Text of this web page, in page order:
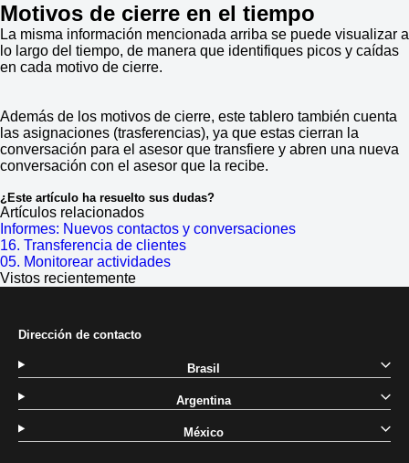
Motivos de cierre en el tiempo
La misma información mencionada arriba se puede visualizar a
lo largo del tiempo, de manera que identifiques picos y caídas
en cada motivo de cierre.
Además de los motivos de cierre, este tablero también cuenta
las asignaciones (trasferencias), ya que estas cierran la
conversación para el asesor que transfiere y abren una nueva
conversación con el asesor que la recibe.
¿Este artículo ha resuelto sus dudas?
Artículos relacionados
Informes: Nuevos contactos y conversaciones
16. Transferencia de clientes
05. Monitorear actividades
Vistos recientemente
Dirección de contacto
Brasil
Argentina
México